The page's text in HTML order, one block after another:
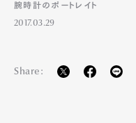
腕時計のポートレイト
2017.03.29
Share: